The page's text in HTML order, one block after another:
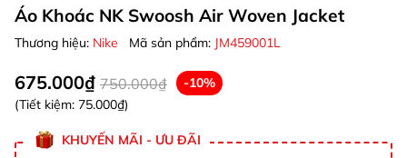
Áo Khoác NK Swoosh Air Woven Jacket
Thương hiệu: Nike Mã sản phẩm: JM459001L
675.000₫ 750.000₫
-10%
(Tiết kiệm: 75.000₫)
KHUYẾN MÃI - ƯU ĐÃI